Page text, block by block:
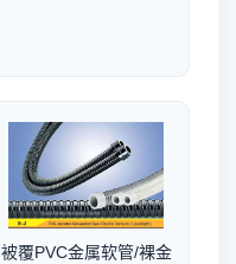
被覆PVC金属软管/裸金